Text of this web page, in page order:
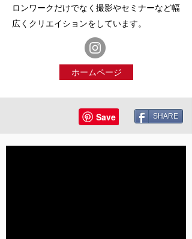
ロンワークだけでなく撮影やセミナーなど幅
広くクリエイションをしています。
ホームページ
SHARE